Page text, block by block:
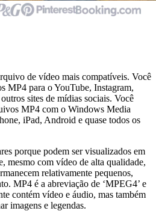
de vídeo mais compatíveis. Você
MP4 para o YouTube, Instagram,
sites de mídias sociais. Você
MP4 com o Windows Media
iPad, Android e quase todos os
porque podem ser visualizados em
mesmo com vídeo de alta qualidade,
relativamente pequenos,
MP4 é a abreviação de ‘MPEG4’ e
contém vídeo e áudio, mas também
imagens e legendas.